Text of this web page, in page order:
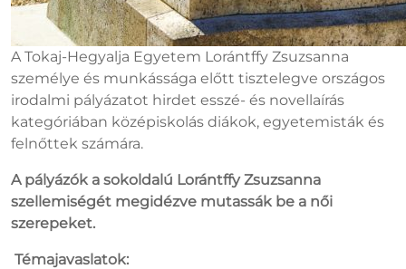
A Tokaj-Hegyalja Egyetem Lorántffy Zsuzsanna
személye és munkássága előtt tisztelegve országos
irodalmi pályázatot hirdet esszé- és novellaírás
kategóriában középiskolás diákok, egyetemisták és
felnőttek számára.
A pályázók a sokoldalú Lorántffy Zsuzsanna
szellemiségét megidézve mutassák be a női
szerepeket.
Témajavaslatok: